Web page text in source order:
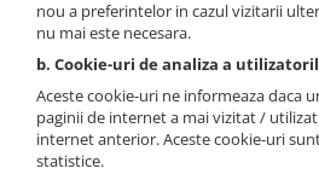
nou a preferintelor in cazul vizitarii
nu mai este necesara.
b. Cookie-uri de analiza a
Aceste cookie-uri ne informeaza daca
paginii de internet a mai vizitat /
internet anterior. Aceste cookie-uri
statistice.